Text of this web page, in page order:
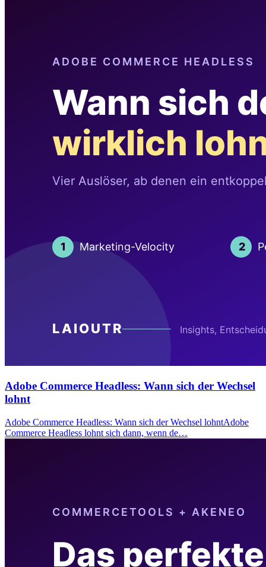
Adobe Commerce Headless: Wann sich der Wechsel
lohnt
Adobe Commerce Headless: Wann sich der Wechsel lohntAdobe
Commerce Headless lohnt sich dann, wenn de…